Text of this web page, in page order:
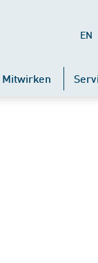
EN
Mitwirken